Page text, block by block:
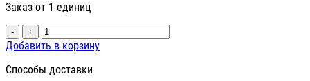
Заказ от 1 единиц
- +
Добавить в корзину
Способы доставки